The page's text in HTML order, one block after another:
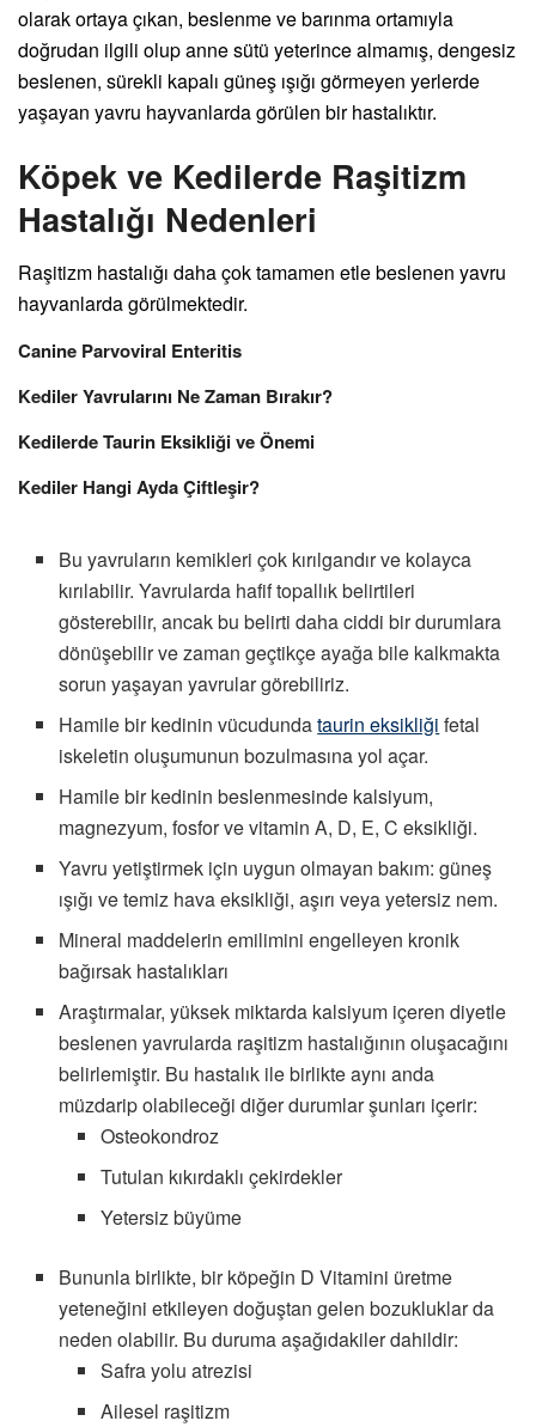
olarak ortaya çıkan, beslenme ve barınma ortamıyla
doğrudan ilgili olup anne sütü yeterince almamış, dengesiz
beslenen, sürekli kapalı güneş ışığı görmeyen yerlerde
yaşayan yavru hayvanlarda görülen bir hastalıktır.
Köpek ve Kedilerde Raşitizm
Hastalığı Nedenleri
Raşitizm hastalığı daha çok tamamen etle beslenen yavru
hayvanlarda görülmektedir.
Canine Parvoviral Enteritis
Kediler Yavrularını Ne Zaman Bırakır?
Kedilerde Taurin Eksikliği ve Önemi
Kediler Hangi Ayda Çiftleşir?
Bu yavruların kemikleri çok kırılgandır ve kolayca
kırılabilir. Yavrularda hafif topallık belirtileri
gösterebilir, ancak bu belirti daha ciddi bir durumlara
dönüşebilir ve zaman geçtikçe ayağa bile kalkmakta
sorun yaşayan yavrular görebiliriz.
Hamile bir kedinin vücudundataurin eksikliği fetal
iskeletin oluşumunun bozulmasına yol açar.
Hamile bir kedinin beslenmesinde kalsiyum,
magnezyum, fosfor ve vitamin A, D, E, C eksikliği.
Yavru yetiştirmek için uygun olmayan bakım: güneş
ışığı ve temiz hava eksikliği, aşırı veya yetersiz nem.
Mineral maddelerin emilimini engelleyen kronik
bağırsak hastalıkları
Araştırmalar, yüksek miktarda kalsiyum içeren diyetle
beslenen yavrularda raşitizm hastalığının oluşacağını
belirlemiştir. Bu hastalık ile birlikte aynı anda
müzdarip olabileceği diğer durumlar şunları içerir:
Osteokondroz
Tutulan kıkırdaklı çekirdekler
Yetersiz büyüme
Bununla birlikte, bir köpeğin D Vitamini üretme
yeteneğini etkileyen doğuştan gelen bozukluklar da
neden olabilir. Bu duruma aşağıdakiler dahildir:
Safra yolu atrezisi
Ailesel raşitizm